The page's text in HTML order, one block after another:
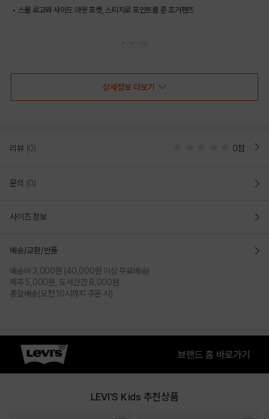
• 스몰 로고와 사이드 아웃 포켓, 스티치로 포인트를 준 조거팬츠
상세정보 더보기
리뷰 (0) 0점
문의 (0)
사이즈 정보
배송/교환/반품
배송비 3,000원 (40,000원 이상 무료배송)
제주 5,000원, 도서산간 8,000원
총알배송(오전 10시까지 주문 시)
LEVI'S Kids 추천상품